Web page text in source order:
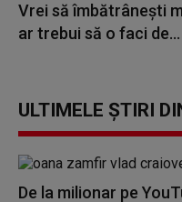
Vrei să îmbătrânești
ar trebui să o faci de...
ULTIMELE ȘTIRI
De la milionar pe